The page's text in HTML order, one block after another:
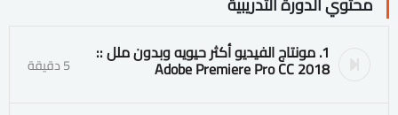
1. مونتاج الفيديو أكثر حيويه وبدون ملل ::
Adobe Premiere Pro CC 2018 5 دقيقة